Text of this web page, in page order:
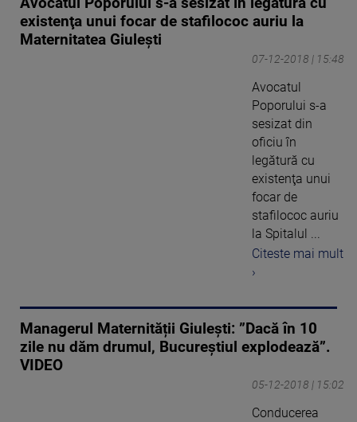
existenţa unui focar de stafilococ auriu la
Maternitatea Giuleşti
07-12-2018 | 15:48
Avocatul
Poporului s-a
sesizat din
oficiu în
legătură cu
existenţa unui
focar de
stafilococ auriu
la Spitalul ...
Citeste mai mult
›
Managerul Maternității Giulești: ”Dacă în 10
zile nu dăm drumul, Bucureștiul explodează”.
VIDEO
05-12-2018 | 15:02
Conducerea